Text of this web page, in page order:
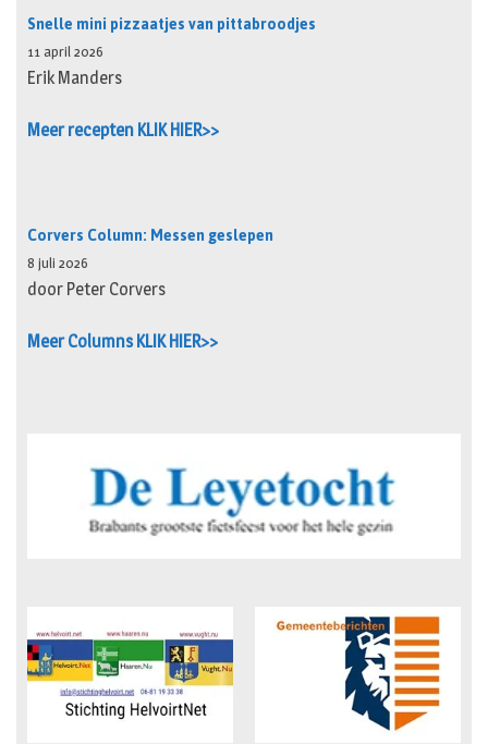
Snelle mini pizzaatjes van pittabroodjes
11 april 2026
Erik Manders
Meer recepten KLIK HIER>>
Corvers Column: Messen geslepen
8 juli 2026
door Peter Corvers
Meer Columns KLIK HIER>>